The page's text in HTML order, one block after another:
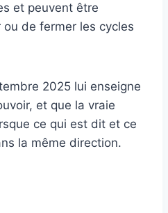
et peuvent être
de fermer les cycles
2025 lui enseigne
et que la vraie
ce qui est dit et ce
la même direction.